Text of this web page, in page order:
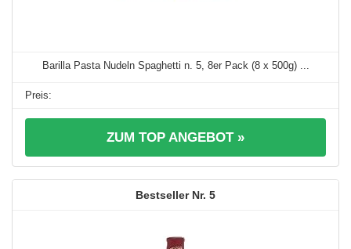
Barilla Pasta Nudeln Spaghetti n. 5, 8er Pack (8 x 500g) ...
ZUM TOP ANGEBOT »
5